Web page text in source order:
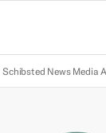
Schibsted News Media